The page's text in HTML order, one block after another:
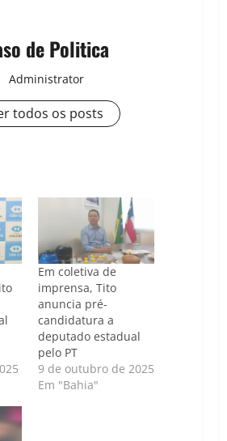
de Politica
Administrator
todos os posts
Em coletiva de
imprensa, Tito
anuncia pré-
candidatura a
deputado estadual
pelo PT
9 de outubro de 2025
Em "Bahia"